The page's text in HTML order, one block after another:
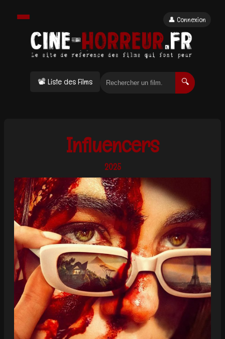
📽 Liste des Films 🔍
👤 Connexion
Influencers
2025